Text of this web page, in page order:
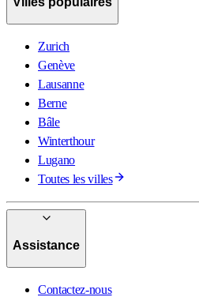
Zurich
Genève
Lausanne
Berne
Bâle
Winterthour
Lugano
Toutes les villes
Assistance
Contactez-nous